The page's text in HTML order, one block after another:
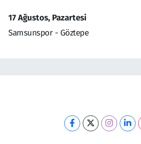
17 Ağustos, Pazartesi
Samsunspor - Göztepe